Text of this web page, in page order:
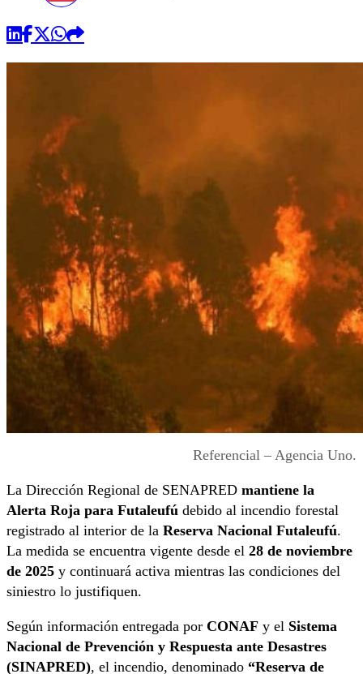
Referencial – Agencia Uno.
La Dirección Regional de SENAPRED mantiene la
Alerta Roja para Futaleufú debido al incendio forestal
registrado al interior de la Reserva Nacional Futaleufú.
La medida se encuentra vigente desde el 28 de noviembre
de 2025 y continuará activa mientras las condiciones del
siniestro lo justifiquen.
Según información entregada por CONAF y el Sistema
Nacional de Prevención y Respuesta ante Desastres
(SINAPRED), el incendio, denominado “Reserva de